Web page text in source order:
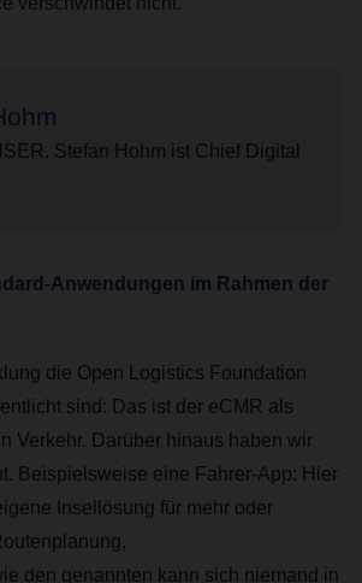
Stefan Hohm ist Chief Digital
Anwendungen im Rahmen der
die Open Logistics Foundation
sind: Das ist der eCMR als
Verkehr. Darüber hinaus haben wir
Beispielsweise eine Fahrer-App: Hier
Insellösung für mehr oder
den genannten kann sich niemand in